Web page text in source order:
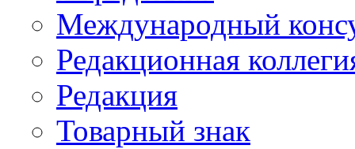
Международный
Редакционная
Редакция
Товарный знак